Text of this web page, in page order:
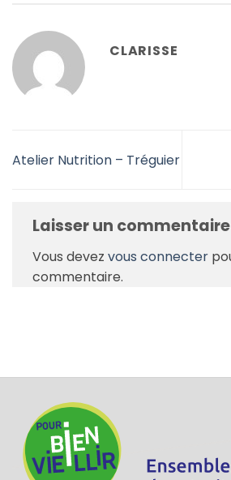
CLARISSE
Atelier Nutrition – Tréguier
Laisser un commentaire
Vous devez vous connecter
commentaire.